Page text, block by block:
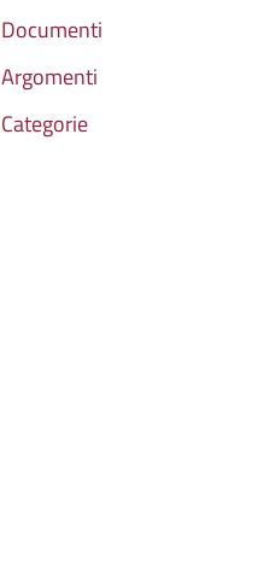
Documenti
Argomenti
Categorie